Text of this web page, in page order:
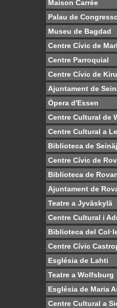
Maison Carrée
Palau de
Museu de Bagdad
Centre Cívic de Marl
Centre Parroquial
Centre Cívic de
Ajuntament de
Òpera d'Essen
Centre Cultural de
Centre Cultural a
Biblioteca de
Centre Cívic de
Biblioteca de
Ajuntament de
Teatre a Jyväskylä
Centre Cultural i
Biblioteca del
Centre Cívic
Església de Lahti
Teatre a Wolfsburg
Església de Maria
Centre Cultural a